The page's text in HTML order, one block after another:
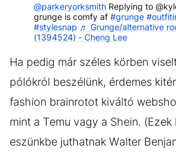
@parkeryorksmith Replying to
grunge is comfy af #grunge
#stylesnap ♬ Grunge/alternative
(1394524) - Cheng Lee
Ha pedig már széles körben
pólókról beszélünk, érdemes
fashion brainrotot kiváltó
mint a Temu vagy a Shein. (Ezek
eszünkbe juthatnak Walter